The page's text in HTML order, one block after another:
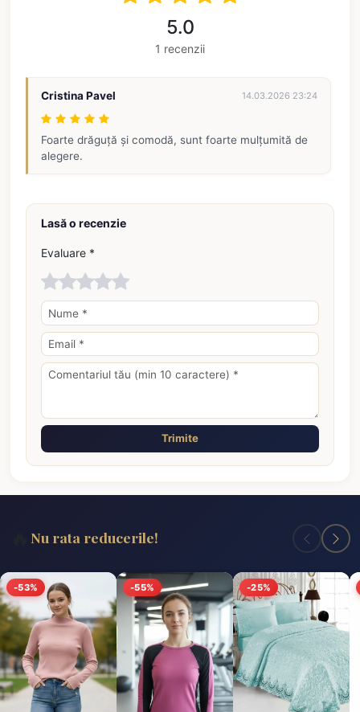
5.0
1 recenzii
Cristina Pavel 14.03.2026 23:24
Foarte drăguță și comodă, sunt foarte mulțumită de
alegere.
Lasă o recenzie
Evaluare *
Trimite
Nu rata reducerile!
-53% -55% -25%